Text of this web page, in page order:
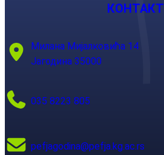
КОНТАКТ
Милана Мијалковића 14
Јагодина 35000
035 8223 805
pefjagodina@pefja.kg.ac.rs